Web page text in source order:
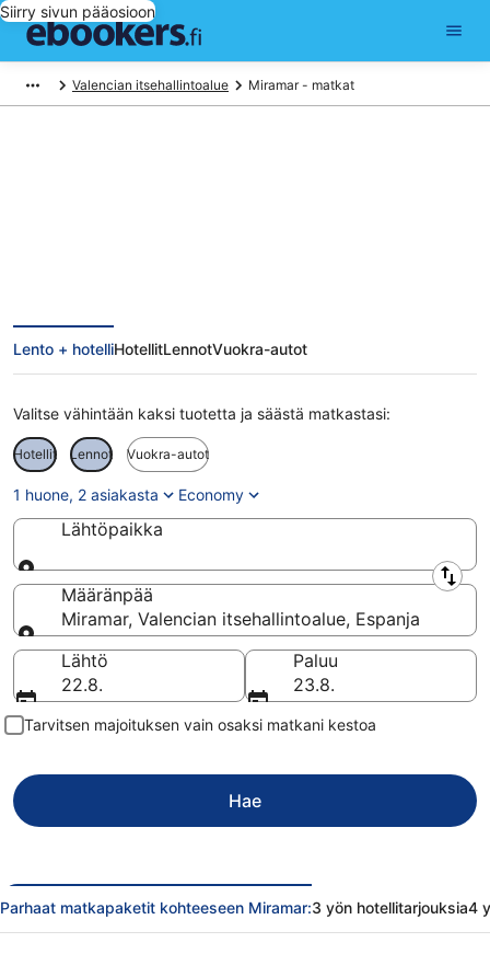
Siirry sivun pääosioon
Valencian itsehallintoalue Miramar - matkat
Lento + hotelliHotellitLennotVuokra-autot
Valitse vähintään kaksi tuotetta ja säästä matkastasi:
Hotellit Lennot Vuokra-autot
1 huone, 2 asiakasta Economy
Lähtöpaikka
Lähtöpaikka
Määränpää
Miramar, Valencian itsehallintoalue, Espanja
Määränpää
Lähtö
22.8.
Paluu
23.8.
Tarvitsen majoituksen vain osaksi matkani kestoa
Hae
Parhaat matkapaketit kohteeseen Miramar:3 yön hotellitarjouksia4